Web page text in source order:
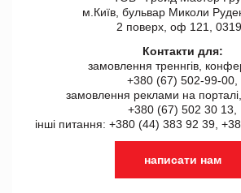
м.Київ, бульвар Миколи
2 поверх, оф 121,
Контакти для:
замовлення треннгів,
+380 (67) 502-99-00,
замовлення реклами на
+380 (67) 502 30 13,
інші питання: +380 (44) 383 92 39,
написати нам